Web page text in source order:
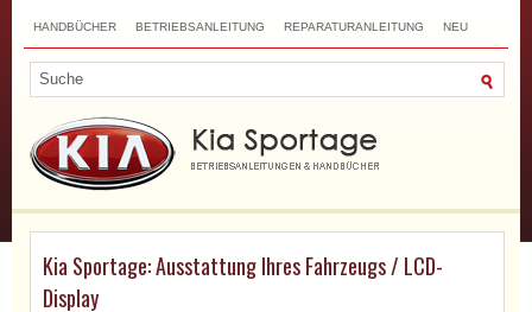
HANDBÜCHER BETRIEBSANLEITUNG REPARATURANLEITUNG NEU
Kia Sportage: Ausstattung Ihres Fahrzeugs / LCD-
Display